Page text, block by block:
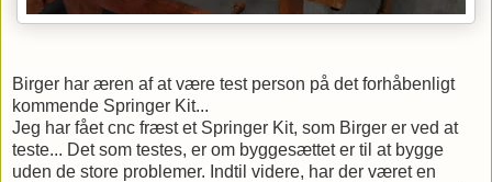
Birger har æren af at være test person på det forhåbenligt
kommende Springer Kit...
Jeg har fået cnc fræst et Springer Kit, som Birger er ved at
teste... Det som testes, er om byggesættet er til at bygge
uden de store problemer. Indtil videre, har der været en